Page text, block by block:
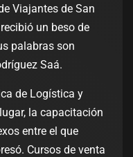
Viajantes de San
un beso de
palabras son
Saá.
de Logística y
la capacitación
entre el que
Cursos de venta